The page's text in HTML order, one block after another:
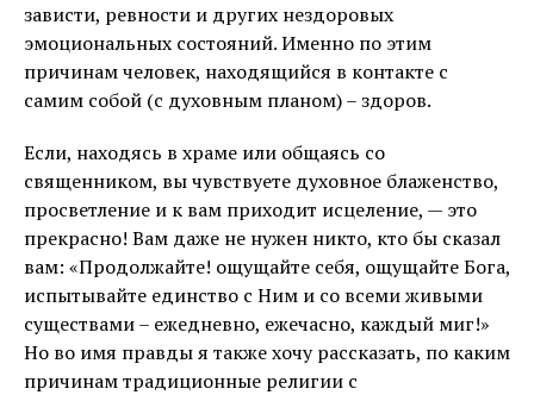
зависти, ревности и других нездоровых
эмоциональных состояний. Именно по этим
причинам человек, находящийся в контакте с
самим собой (с духовным планом) – здоров.
Если, находясь в храме или общаясь со
священником, вы чувствуете духовное блаженство,
просветление и к вам приходит исцеление, — это
прекрасно! Вам даже не нужен никто, кто бы сказал
вам: «Продолжайте! ощущайте себя, ощущайте Бога,
испытывайте единство с Ним и со всеми живыми
существами – ежедневно, ежечасно, каждый миг!»
Но во имя правды я также хочу рассказать, по каким
причинам традиционные религии с